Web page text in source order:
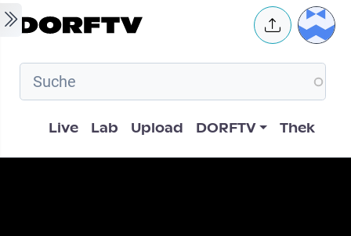
Skip to main content User
Hauptnavigation
Live Lab Upload DORFTV Thek